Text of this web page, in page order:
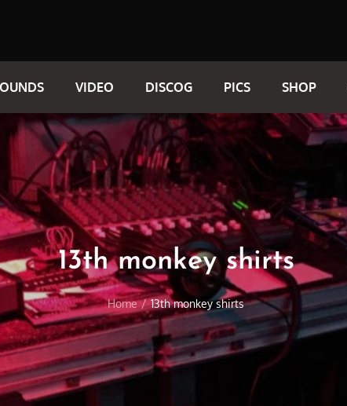
VIDEO DISCOG PICS SHOP
13th monkey shirts
Home 13th monkey shirts